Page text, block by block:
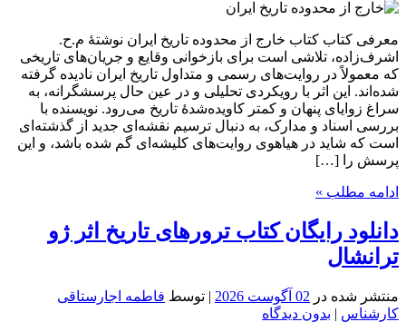
معرفی کتاب کتاب خارج از محدوده تاریخ ایران نوشتهٔ م.ح.
اشرف‌زاده، تلاشی است برای بازخوانی وقایع و جریان‌های تاریخی
که معمولاً در روایت‌های رسمی و متداول تاریخ ایران نادیده گرفته
شده‌اند. این اثر با رویکردی تحلیلی و در عین حال پرسشگرانه، به
سراغ زوایای پنهان و کمتر کاویده‌شدهٔ تاریخ می‌رود. نویسنده با
بررسی اسناد و مدارک، به دنبال ترسیم نقشه‌ای جدید از گذشته‌ای
است که شاید در هیاهوی روایت‌های کلیشه‌ای گم شده باشد، و این
پرسش را […]
ادامه مطلب »
دانلود رایگان کتاب ترورهای تاریخ اثر ژو
ترانشال
منتشر شده در 02 آگوست 2026 | توسط فاطمه اجارستاقی
کارشناس | بدون دیدگاه